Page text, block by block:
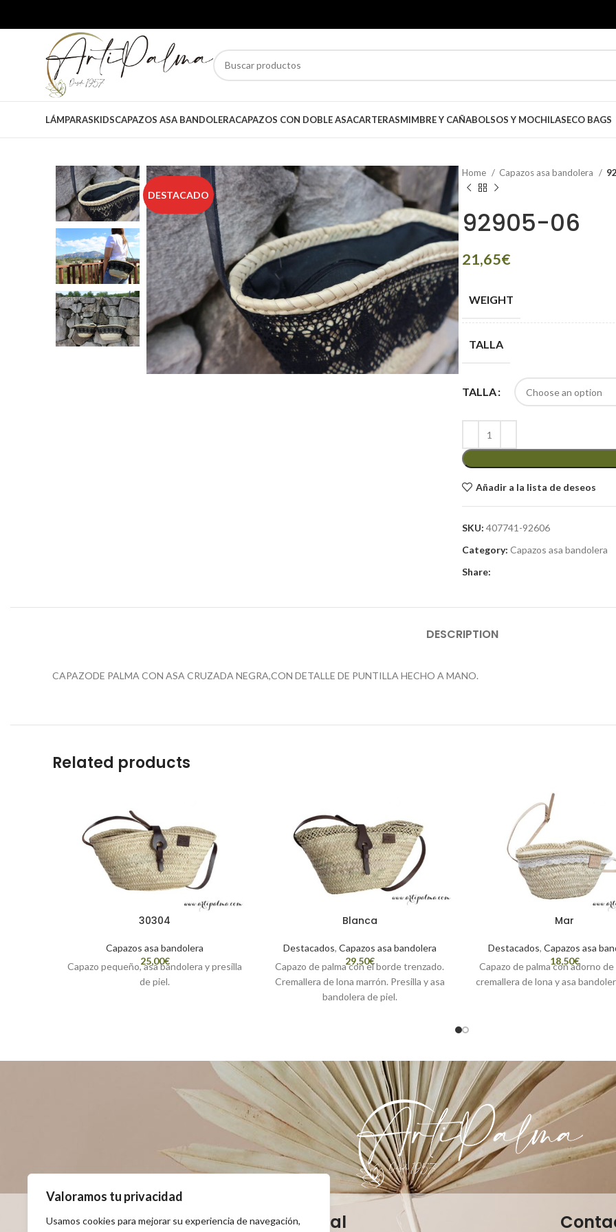
Valoramos tu privacidad
Usamos cookies para mejorar su experiencia de navegación,
LÁMPARASKIDSCAPAZOS ASA BANDOLERACAPAZOS CON DOBLE ASACARTERASMIMBRE Y CAÑABOLSOS Y MOCHILASECO BAGS
DESTACADO
Home Capazos asa bandolera
92905-06
€
WEIGHT
TALLA
TALLA
Añadir a la lista de deseos
SKU: 407741-92606
Category: Capazos asa bandolera
Share:
DESCRIPTION
CAPAZODE PALMA CON ASA CRUZADA NEGRA,CON DETALLE DE PUNTILLA HECHO A MANO.
Related products
30304
Capazos asa bandolera
€
Capazo pequeño, asa bandolera y presilla
de piel.
Blanca
Destacados, Capazos asa bandolera
€
Capazo de palma con el borde trenzado.
Cremallera de lona marrón. Presilla y asa
bandolera de piel.
Mar
Destacados, Capazos asa
€
Capazo de palma con adorno
cremallera de lona y asa
Legal